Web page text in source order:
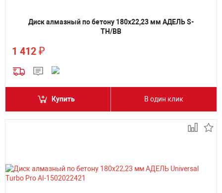
Диск алмазный по бетону 180х22,23 мм АДЕЛЬ S-
TH/BB
1 412 ₽
Купить В один клик